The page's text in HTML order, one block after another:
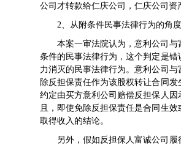
公司才转款给仁庆公司，仁庆公司
2、从附条件民事法律行为的角
本案一审法院认为，意利公司
条件的民事法律行为，这个判定是
力消灭的民事法律行为。意利公司
除反担保责任作为该股权转让合同
约定由买方意利公司赔偿反担保人
且，即使免除反担保责任是合同生
取得收入的结论。
另外，假如反担保人富诚公司